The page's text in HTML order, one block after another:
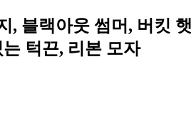
블랙아웃 썸머, 버킷
턱끈, 리본 모자